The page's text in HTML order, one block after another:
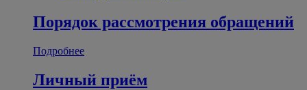
Порядок рассмотрения обращений
Подробнее
Личный приём